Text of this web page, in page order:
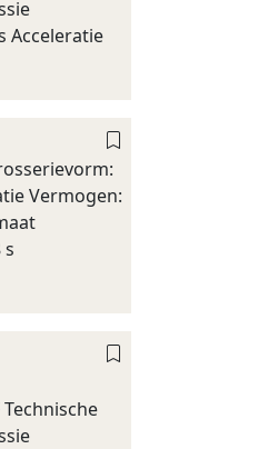
Acceleratie
Vermogen:
s